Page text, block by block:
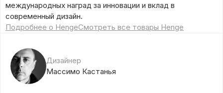
международных наград за инновации и вклад в
современный дизайн.
Подробнее о HengeСмотреть все товары Henge
Дизайнер
Массимо Кастанья